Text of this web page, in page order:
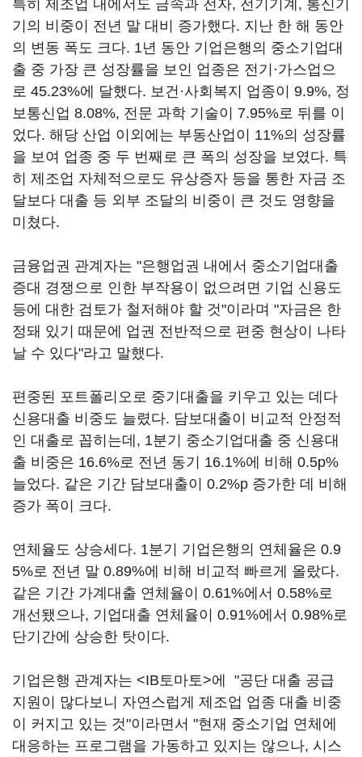
특히 제조업 내에서도 금속과 전자, 전기기계, 통신기
기의 비중이 전년 말 대비 증가했다. 지난 한 해 동안
의 변동 폭도 크다. 1년 동안 기업은행의 중소기업대
출 중 가장 큰 성장률을 보인 업종은 전기·가스업으
로 45.23%에 달했다. 보건·사회복지 업종이 9.9%, 정
보통신업 8.08%, 전문 과학 기술이 7.95%로 뒤를 이
었다. 해당 산업 이외에는 부동산업이 11%의 성장률
을 보여 업종 중 두 번째로 큰 폭의 성장을 보였다. 특
히 제조업 자체적으로도 유상증자 등을 통한 자금 조
달보다 대출 등 외부 조달의 비중이 큰 것도 영향을
미쳤다.
금융업권 관계자는 "은행업권 내에서 중소기업대출
증대 경쟁으로 인한 부작용이 없으려면 기업 신용도
등에 대한 검토가 철저해야 할 것"이라며 "자금은 한
정돼 있기 때문에 업권 전반적으로 편중 현상이 나타
날 수 있다"라고 말했다.
편중된 포트폴리오로 중기대출을 키우고 있는 데다
신용대출 비중도 늘렸다. 담보대출이 비교적 안정적
인 대출로 꼽히는데, 1분기 중소기업대출 중 신용대
출 비중은 16.6%로 전년 동기 16.1%에 비해 0.5p%
늘었다. 같은 기간 담보대출이 0.2%p 증가한 데 비해
증가 폭이 크다.
연체율도 상승세다. 1분기 기업은행의 연체율은 0.9
5%로 전년 말 0.89%에 비해 비교적 빠르게 올랐다.
같은 기간 가계대출 연체율이 0.61%에서 0.58%로
개선됐으나, 기업대출 연체율이 0.91%에서 0.98%로
단기간에 상승한 탓이다.
기업은행 관계자는 <IB토마토>에 "공단 대출 공급
지원이 많다보니 자연스럽게 제조업 업종 대출 비중
이 커지고 있는 것"이라면서 "현재 중소기업 연체에
대응하는 프로그램을 가동하고 있지는 않으나, 시스